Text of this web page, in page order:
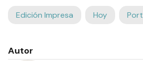
Edición Impresa Hoy
Autor